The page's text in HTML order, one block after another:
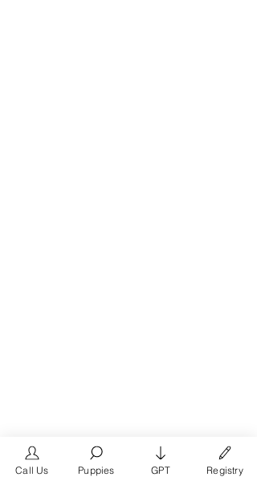
Call Us Puppies GPT Registry